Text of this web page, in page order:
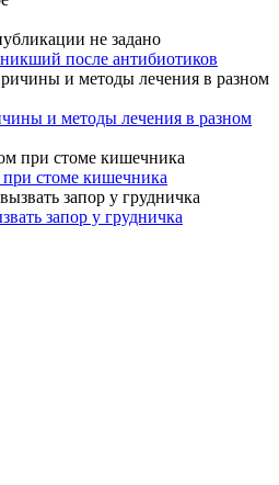
после антибиотиков
и методы лечения в разном
при стоме кишечника
запор у грудничка